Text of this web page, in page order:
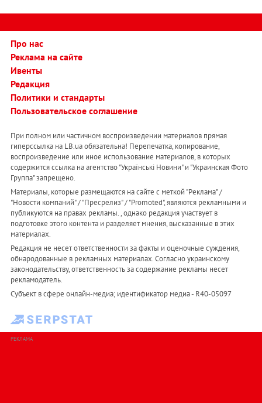
Про нас
Реклама на сайте
Ивенты
Редакция
Политики и стандарты
Пользовательское соглашение
При полном или частичном воспроизведении материалов прямая
гиперссылка на LB.ua обязательна! Перепечатка, копирование,
воспроизведение или иное использование материалов, в которых
содержится ссылка на агентство "Українськi Новини" и "Украинская Фото
Группа" запрещено.
Материалы, которые размещаются на сайте с меткой "Реклама" /
"Новости компаний" / "Пресрелиз" / "Promoted", являются рекламными и
публикуются на правах рекламы. , однако редакция участвует в
подготовке этого контента и разделяет мнения, высказанные в этих
материалах.
Редакция не несет ответственности за факты и оценочные суждения,
обнародованные в рекламных материалах. Согласно украинскому
законодательству, ответственность за содержание рекламы несет
рекламодатель.
Субъект в сфере онлайн-медиа; идентификатор медиа - R40-05097
РЕКЛАМА